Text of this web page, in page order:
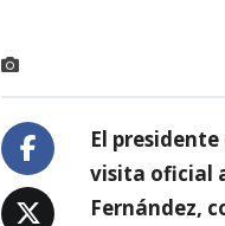
El
visita oficial
Fernández,